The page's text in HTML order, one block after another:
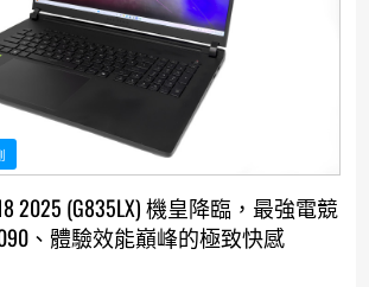
18 2025 (G835LX) 機皇降臨，最強電競
、體驗效能巔峰的極致快感